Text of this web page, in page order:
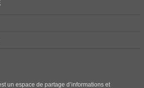
un espace de partage d’informations et